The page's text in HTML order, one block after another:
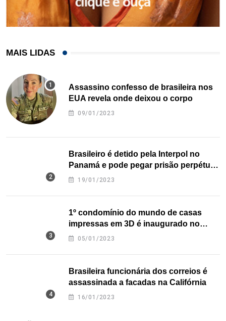
MAIS LIDAS
Assassino confesso de brasileira nos
EUA revela onde deixou o corpo
09/01/2023
Brasileiro é detido pela Interpol no
Panamá e pode pegar prisão perpétua
nos EUA
19/01/2023
1º condomínio do mundo de casas
impressas em 3D é inaugurado no
Texas
05/01/2023
Brasileira funcionária dos correios é
assassinada a facadas na Califórnia
16/01/2023